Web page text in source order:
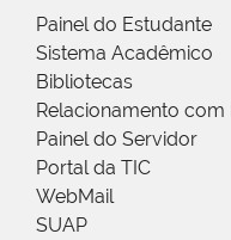
Painel do Estudante
Sistema Acadêmico
Bibliotecas
Relacionamento com
Painel do Servidor
Portal da TIC
WebMail
SUAP